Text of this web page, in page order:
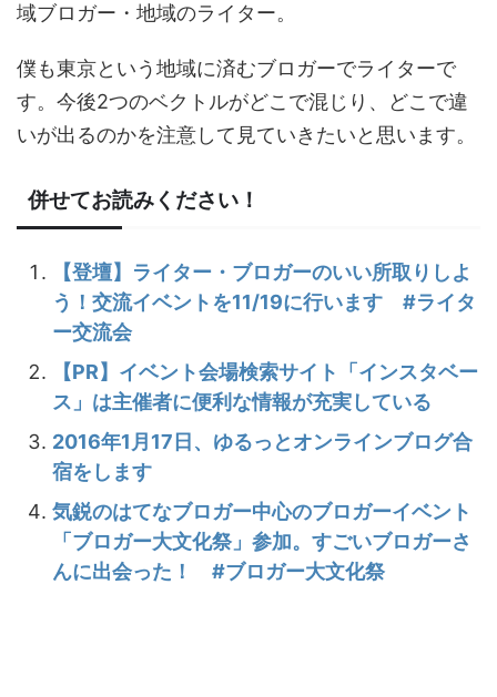
域ブロガー・地域のライター。
僕も東京という地域に済むブロガーでライターで
す。今後2つのベクトルがどこで混じり、どこで違
いが出るのかを注意して見ていきたいと思います。
併せてお読みください！
【登壇】ライター・ブロガーのいい所取りしよ
う！交流イベントを11/19に行います #ライタ
ー交流会
【PR】イベント会場検索サイト「インスタベー
ス」は主催者に便利な情報が充実している
2016年1月17日、ゆるっとオンラインブログ合
宿をします
気鋭のはてなブロガー中心のブロガーイベント
「ブロガー大文化祭」参加。すごいブロガーさ
んに出会った！ #ブロガー大文化祭